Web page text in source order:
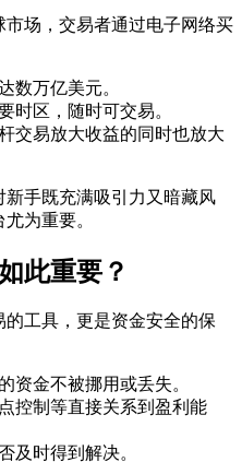
场，交易者通过电子网络买
数万亿美元。
时区，随时可交易。
杆交易放大收益的同时也放大
手既充满吸引力又暗藏风
为重要。
此重要？
工具，更是资金安全的保
资金不被挪用或丢失。
控制等直接关系到盈利能
及时得到解决。